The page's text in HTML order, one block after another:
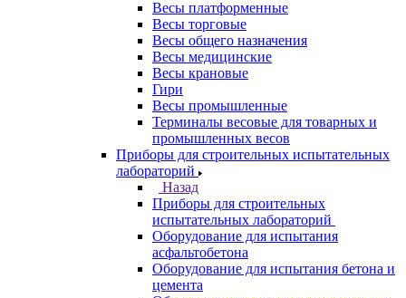
Весы платформенные
Весы торговые
Весы общего назначения
Весы медицинские
Весы крановые
Гири
Весы промышленные
Терминалы весовые для товарных и
промышленных весов
Приборы для строительных испытательных
лабораторий
Назад
Приборы для строительных
испытательных лабораторий
Оборудование для испытания
асфальтобетона
Оборудование для испытания бетона и
цемента